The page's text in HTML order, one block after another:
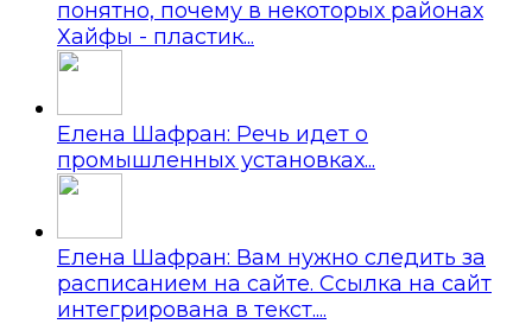
понятно, почему в некоторых районах
Хайфы - пластик...
Елена Шафран: Речь идет о
промышленных установках...
Елена Шафран: Вам нужно следить за
расписанием на сайте. Ссылка на сайт
интегрирована в текст....